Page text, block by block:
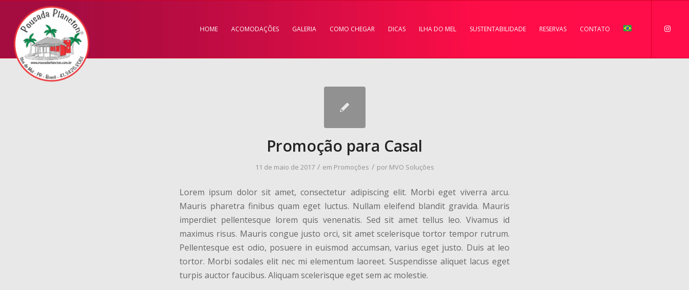
HOME ACOMODAÇÕES GALERIA COMO CHEGAR DICAS ILHA DO MEL SUSTENTABILIDADE RESERVAS CONTATO
Promoção para Casal
11 de maio de 2017 / em Promoções / por MVO Soluções
Lorem ipsum dolor sit amet, consectetur adipiscing elit. Morbi eget viverra arcu.
Mauris pharetra finibus quam eget luctus. Nullam eleifend blandit gravida. Mauris
imperdiet pellentesque lorem quis venenatis. Sed sit amet tellus leo. Vivamus id
maximus risus. Mauris congue justo orci, sit amet scelerisque tortor tempor rutrum.
Pellentesque est odio, posuere in euismod accumsan, varius eget justo. Duis at leo
tortor. Morbi sodales elit nec mi elementum laoreet. Suspendisse aliquet lacus eget
turpis auctor faucibus. Aliquam scelerisque eget sem ac molestie.